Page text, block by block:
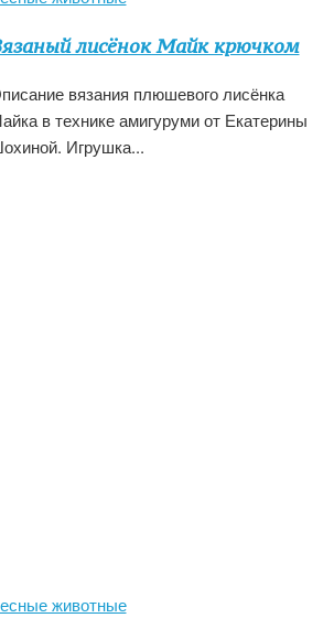
лисёнок Майк крючком
вязания плюшевого лисёнка
в технике амигуруми от Екатерины
Игрушка...
животные